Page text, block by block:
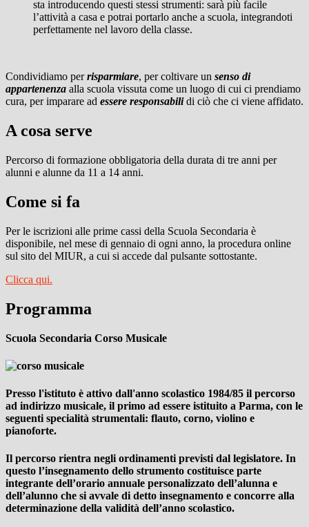
sta introducendo questi stessi strumenti: sarà più facile
l’attività a casa e potrai portarlo anche a scuola, integrandoti
perfettamente nel lavoro della classe.
Condividiamo perrisparmiare, per coltivare un senso di
appartenenza alla scuola vissuta come un luogo di cui ci prendiamo
cura, per imparare ad essere responsabilidi ciò che ci viene affidato.
A cosa serve
Percorso di formazione obbligatoria della durata di tre anni per
alunni e alunne da 11 a 14 anni.
Come si fa
Per le iscrizioni alle prime cassi della Scuola Secondaria è
disponibile, nel mese di gennaio di ogni anno, la procedura online
sul sito del MIUR, a cui si accede dal pulsante sottostante.
Clicca qui.
Programma
Scuola Secondaria Corso Musicale
Presso l'istituto è attivo dall'anno scolastico 1984/85 il percorso
ad indirizzo musicale, il primo ad essere istituito a Parma, con le
seguenti specialità strumentali: flauto, corno, violino e
pianoforte.
Il percorso rientra negli ordinamenti previsti dal legislatore. In
questo l’insegnamento dello strumento costituisce parte
integrante dell’orario annuale personalizzato dell’alunna e
dell’alunno che si avvale di detto insegnamento e concorre alla
determinazione della validità dell’anno scolastico.